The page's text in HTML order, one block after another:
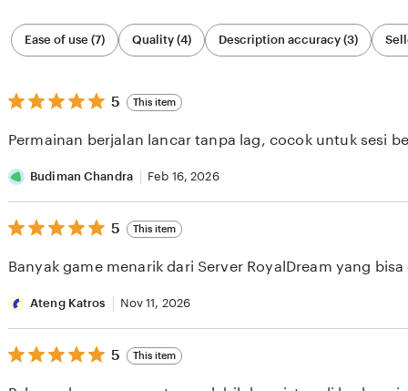
Filter
by
category
Ease of use (7) Quality (4) Description accuracy (3)
5
out
5
5 This item
Permainan berjalan lancar tanpa lag, cocok untuk sesi
Budiman Chandra Feb 16, 2026
5
out
5
5 This item
Banyak game menarik dari Server RoyalDream yang
Ateng Katros Nov 11, 2026
5
out
5 This item